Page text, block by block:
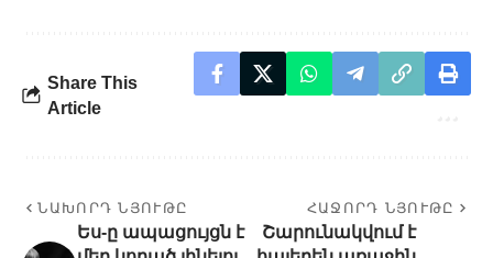
Share This
Article
ՆԱԽՈՐԴ ՆՅՈՒԹԸ
Ես-ը ապացույցն է
ՀԱՋՈՐԴ ՆՅՈՒԹԸ
Շարունակվում է